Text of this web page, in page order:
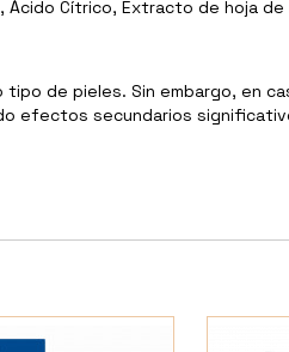
Cítrico, Extracto de hoja de
tipo de pieles. Sin embargo, en
efectos secundarios